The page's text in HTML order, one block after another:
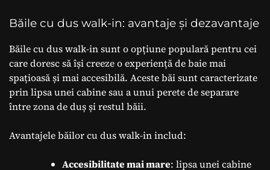
Băile cu dus walk-in: avantaje și dezavantaje
Băile cu dus walk-in sunt o opțiune populară pentru cei
care doresc să își creeze o experiență de baie mai
spațioasă și mai accesibilă. Aceste băi sunt caracterizate
prin lipsa unei cabine sau a unui perete de separare
între zona de duș și restul băii.
Avantajele băilor cu dus walk-in includ:
Accesibilitate mai mare: lipsa unei cabine